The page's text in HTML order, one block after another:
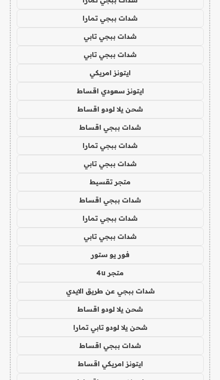
شدات ببجي تمارا
شدات ببجي تابي
شدات ببجي تابي
ايتونز امريكي
ايتونز سعودي اقساط
شحن يلا لودو اقساط
شدات ببجي اقساط
شدات ببجي تمارا
شدات ببجي تابي
متجر تقسيط
شدات ببجي اقساط
شدات ببجي تمارا
شدات ببجي تابي
فور يو ستور
متجر 4u
شدات ببجي عن طريق الايدي
شحن يلا لودو اقساط
شحن يلا لودو تابي تمارا
شدات ببجي اقساط
ايتونز امريكي اقساط